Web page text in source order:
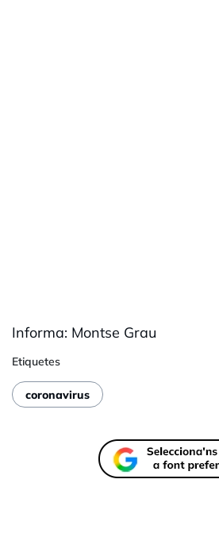
Informa: Montse Grau
Etiquetes
coronavirus